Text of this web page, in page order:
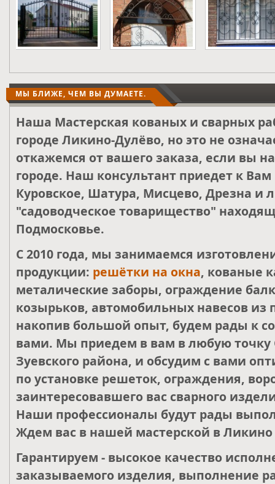
МЫ БЛИЖЕ, ЧЕМ ВЫ ДУМАЕТЕ.
Наша Мастерская кованых и сварных
городе Ликино-Дулёво, но это не
откажемся от вашего заказа, если вы
городе. Наш консультант приедет к
Куровское, Шатура, Мисцево, Дрезна и
"садоводческое товарищество"
Подмосковье.
С 2010 года, мы занимаемся
продукции: решётки на окна, кованые
металические заборы, ограждение
козырьков, автомобильных навесов из
накопив большой опыт, будем рады к
вами. Мы приедем в вам в любую точку
Зуевского района, и обсудим с вами
по установке решеток, ограждения,
заинтересовавшего вас сварного
Наши профессионалы будут рады
Ждем вас в нашей мастерской в Ликино
Гарантируем - высокое качество
заказываемого изделия, выполнение